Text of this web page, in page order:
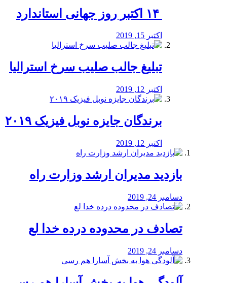
اکتبر 15, 2019
تبلیغ جالب صلیب سرخ استرالیا
اکتبر 12, 2019
برندگان جایزه نوبل فیزیک ۲۰۱۹
اکتبر 12, 2019
بازدید مدیران ارشد وزارت راه
دسامبر 24, 2019
تصادف در محدوده درده خدا لع
دسامبر 24, 2019